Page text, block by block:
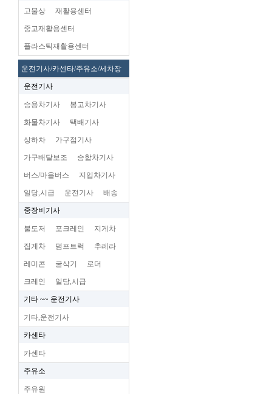
고물상 재활용센터
중고재활용센터
플라스틱재활용센터
운전기사/카센타/주유소/세차장
운전기사
승용차기사 봉고차기사
화물차기사 택배기사
상하차 가구점기사
가구배달보조 승합차기사
버스/마을버스 지입차기사
일당,시급 운전기사 배송
중장비기사
불도저 포크레인 지게차
집게차 덤프트럭 추레라
레미콘 굴삭기 로더
크레인 일당,시급
기타 ~~ 운전기사
기타,운전기사
카센타
카센타
주유소
주유원